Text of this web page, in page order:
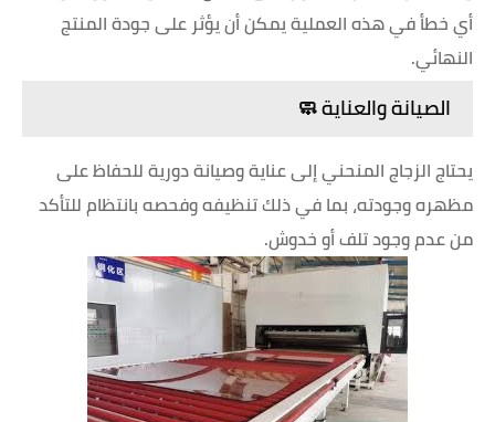
أي خطأ في هذه العملية يمكن أن يؤثر على جودة المنتج
النهائي.
الصيانة والعناية 🧼
يحتاج الزجاج المنحني إلى عناية وصيانة دورية للحفاظ على
مظهره وجودته، بما في ذلك تنظيفه وفحصه بانتظام للتأكد
من عدم وجود تلف أو خدوش.